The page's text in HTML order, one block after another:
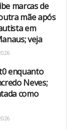
marcas de
mãe após
em
veja
enquanto
Neves;
como